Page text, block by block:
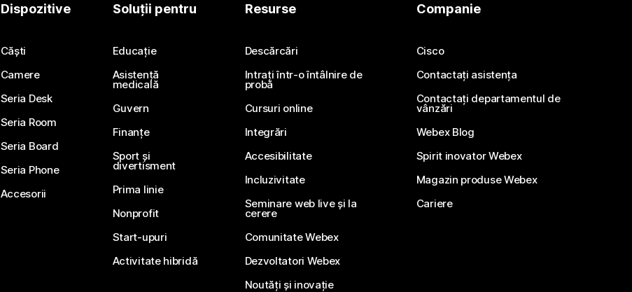
Dispozitive
Căști
Camere
Seria Desk
Seria Room
Seria Board
Seria Phone
Accesorii
Soluții pentru
Educație
Asistență
medicală
Guvern
Finanțe
Sport și
divertisment
Prima linie
Nonprofit
Start-upuri
Activitate hibridă
Resurse
Descărcări
Intrați într-o întâlnire de
probă
Cursuri online
Integrări
Accesibilitate
Incluzivitate
Seminare web live și la
cerere
Comunitate Webex
Dezvoltatori Webex
Noutăți și inovație
Companie
Cisco
Contactați asistența
Contactați departamentul de
vânzări
Webex Blog
Spirit inovator Webex
Magazin produse Webex
Cariere